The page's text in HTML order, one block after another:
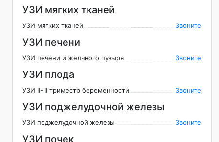
УЗИ мягких тканей
УЗИ мягких тканей Звоните
УЗИ печени
УЗИ печени и желчного пузыря Звоните
УЗИ плода
УЗИ II-III триместр беременности Звоните
УЗИ поджелудочной железы
УЗИ поджелудочной железы Звоните
УЗИ почек